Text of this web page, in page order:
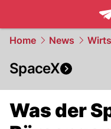
Home News
SpaceX
Was der